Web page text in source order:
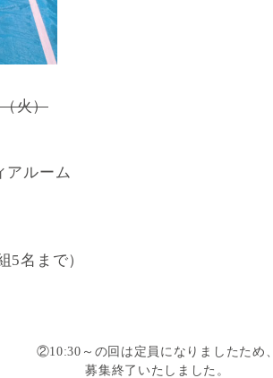
火）
アルーム
名まで）
②10:30～の回は定員になりましたため、
募集終了いたしました。